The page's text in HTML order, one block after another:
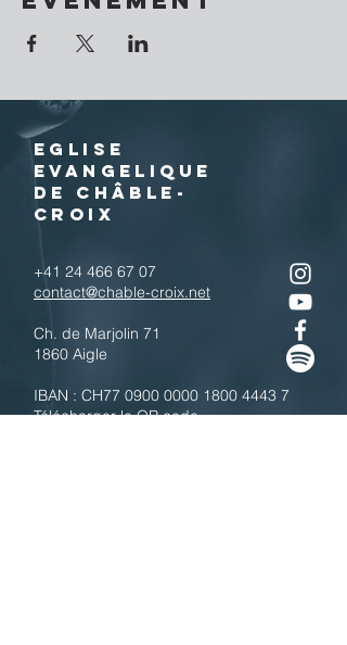
EGLISE
EVANGELIQUE
DE CHÂBLE-
CROIX
+41 24 466 67 07
contact@chable-croix.net
Ch. de Marjolin 71
1860 Aigle
IBAN : CH77 0900 0000 1800 4443 7
Télécharger le QR code